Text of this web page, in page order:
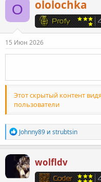
ц
и
и
:
O ololochka
15 Июн 2026
Этот скрытый контент
пользователи
Р
е
а
к
ц
и
Johnny89 и strubtsin
wolfldv